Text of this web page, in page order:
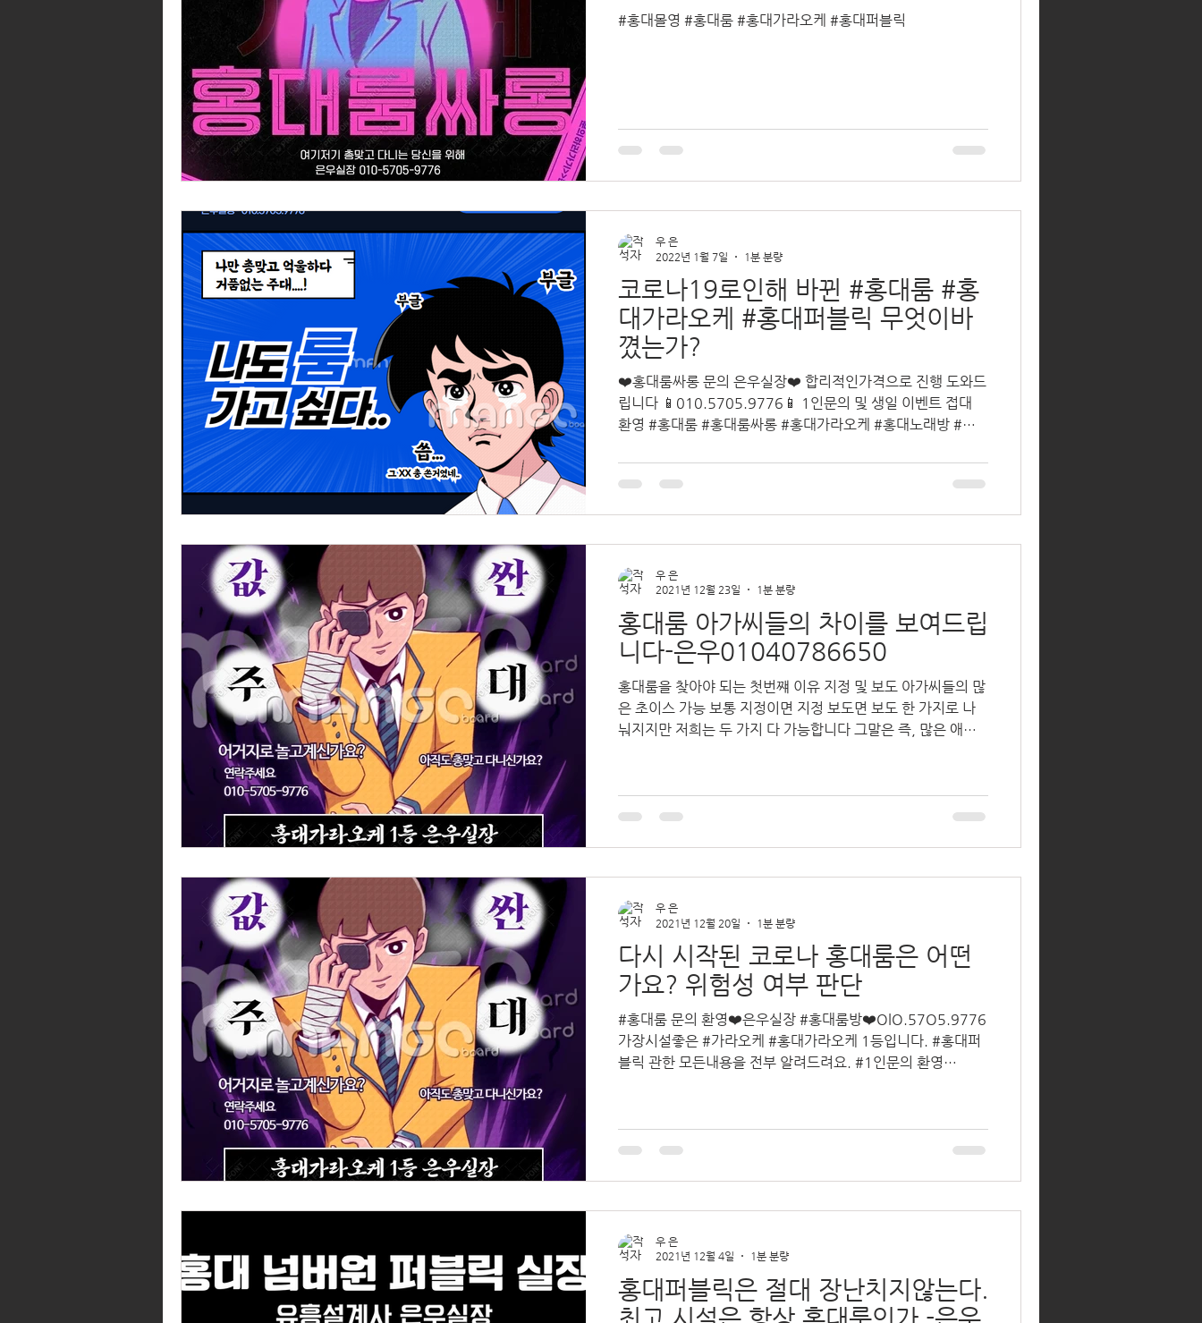
#홍대몰영 #홍대룸 #홍대가라오케 #홍대퍼블릭
코로나19로인해 바뀐 #홍대룸 #홍
대가라오케 #홍대퍼블릭 무엇이바
꼈는가?
❤️홍대룸싸롱 문의 은우실장❤️ 합리적인가격으로 진행 도와드
립니다 📱010.5705.9776📱 1인문의 및 생일 이벤트 접대
환영 #홍대룸 #홍대룸싸롱 #홍대가라오케 #홍대노래방 #홍
우 은
2022년 1월 7일
1분 분량
홍대룸 아가씨들의 차이를 보여드립
니다-은우01040786650
홍대룸을 찾아야 되는 첫번쨰 이유 지정 및 보도 아가씨들의 많
은 초이스 가능 보통 지정이면 지정 보도면 보도 한 가지로 나
눠지지만 저희는 두 가지 다 가능합니다 그말은 즉, 많은 애들
우 은
2021년 12월 23일
1분 분량
다시 시작된 코로나 홍대룸은 어떤
가요? 위험성 여부 판단
#홍대룸 문의 환영❤️은우실장 #홍대룸방❤️OlO.57O5.9776
가장시설좋은 #가라오케 #홍대가라오케 1등입니다. #홍대퍼
블릭 관한 모든내용을 전부 알려드려요. #1인문의 환영
우 은
2021년 12월 20일
1분 분량
홍대퍼블릭은 절대 장난치지않는다.
최고 시설은 항상 홍대룸인가 -은우
우 은
2021년 12월 4일
1분 분량